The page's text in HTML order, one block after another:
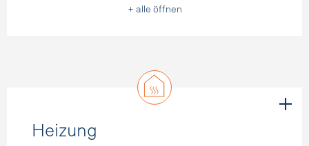
+ alle öffnen
Heizung